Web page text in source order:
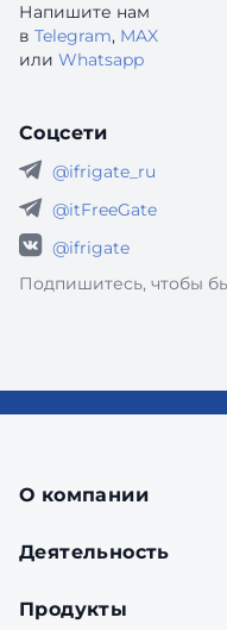
Напишите нам
в Telegram, MAX
или Whatsapp
Соцсети
@ifrigate_ru
@itFreeGate
@ifrigate
Подпишитесь, чтобы
О компании
Деятельность
Продукты